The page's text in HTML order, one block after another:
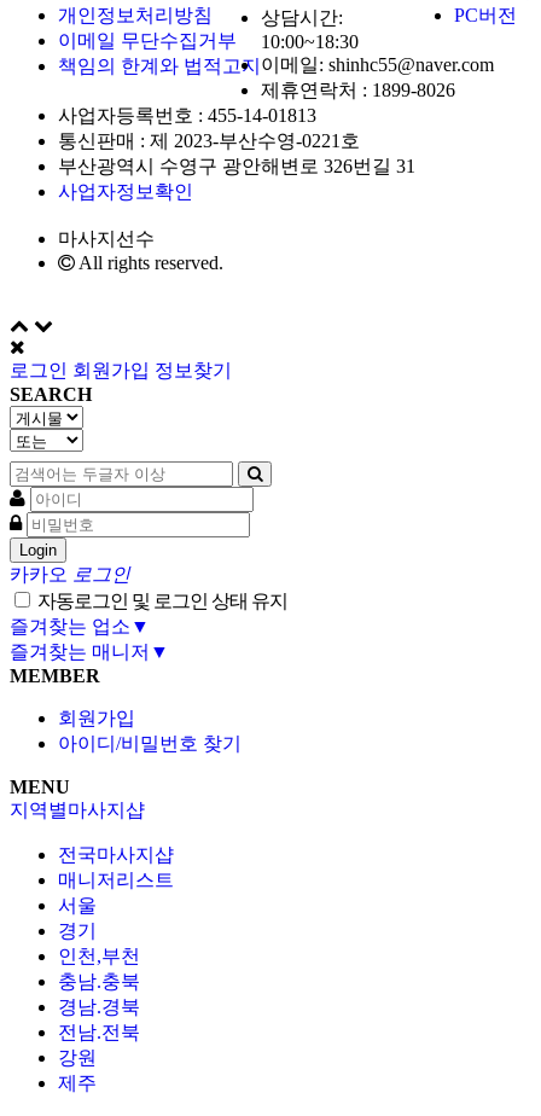
개인정보처리방침
이메일 무단수집거부
책임의 한계와 법적고지
PC버전
상담시간:
10:00~18:30
이메일: shinhc55@naver.com
제휴연락처 : 1899-8026
사업자등록번호 : 455-14-01813
통신판매 : 제 2023-부산수영-0221호
부산광역시 수영구 광안해변로 326번길 31
사업자정보확인
마사지선수
All rights reserved.
로그인 회원가입 정보찾기
SEARCH
Login
카카오 로그인
자동로그인 및 로그인 상태 유지
즐겨찾는 업소▼
즐겨찾는 매니저▼
MEMBER
회원가입
아이디/비밀번호 찾기
MENU
지역별마사지샵
전국마사지샵
매니저리스트
서울
경기
인천,부천
충남.충북
경남.경북
전남.전북
강원
제주